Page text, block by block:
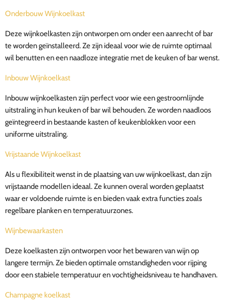
Onderbouw Wijnkoelkast
Deze wijnkoelkasten zijn ontworpen om onder een aanrecht of bar
te worden geïnstalleerd. Ze zijn ideaal voor wie de ruimte optimaal
wil benutten en een naadloze integratie met de keuken of bar wenst.
Inbouw Wijnkoelkast
Inbouw wijnkoelkasten zijn perfect voor wie een gestroomlijnde
uitstraling in hun keuken of bar wil behouden. Ze worden naadloos
geïntegreerd in bestaande kasten of keukenblokken voor een
uniforme uitstraling.
Vrijstaande Wijnkoelkast
Als u flexibiliteit wenst in de plaatsing van uw wijnkoelkast, dan zijn
vrijstaande modellen ideaal. Ze kunnen overal worden geplaatst
waar er voldoende ruimte is en bieden vaak extra functies zoals
regelbare planken en temperatuurzones.
Wijnbewaarkasten
Deze koelkasten zijn ontworpen voor het bewaren van wijn op
langere termijn. Ze bieden optimale omstandigheden voor rijping
door een stabiele temperatuur en vochtigheidsniveau te handhaven.
Champagne koelkast